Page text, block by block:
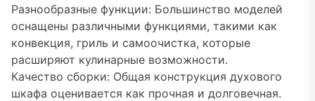
Разнообразные функции: Большинство моделей
оснащены различными функциями, такими как
конвекция, гриль и самоочистка, которые
расширяют кулинарные возможности.
Качество сборки: Общая конструкция духового
шкафа оценивается как прочная и долговечная.